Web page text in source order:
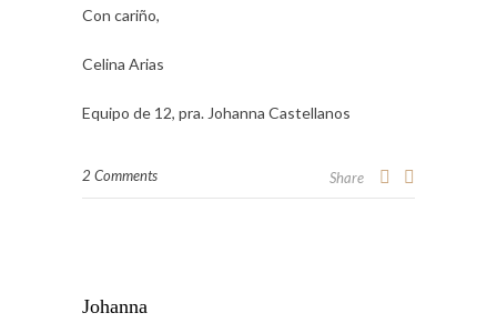
Con cariño,
Celina Arias
Equipo de 12, pra. Johanna Castellanos
2 Comments Share
Johanna